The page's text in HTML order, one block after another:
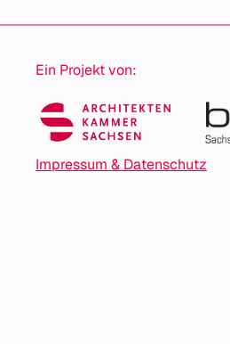
Ein Projekt von:
Impressum & Datenschutz